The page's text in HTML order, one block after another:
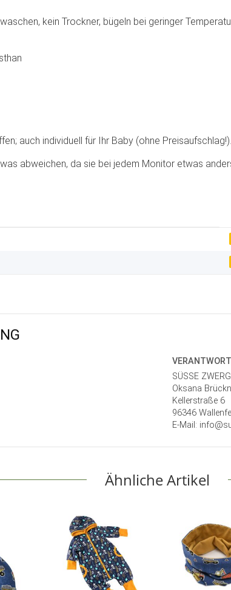
kein Trockner, bügeln bei geringer
auch individuell für Ihr Baby (ohne
abweichen, da sie bei jedem Monitor etwas
SÜSSE
Oksana
Kellerstraße 6
96346
E-Mail:
Ähnliche Artikel